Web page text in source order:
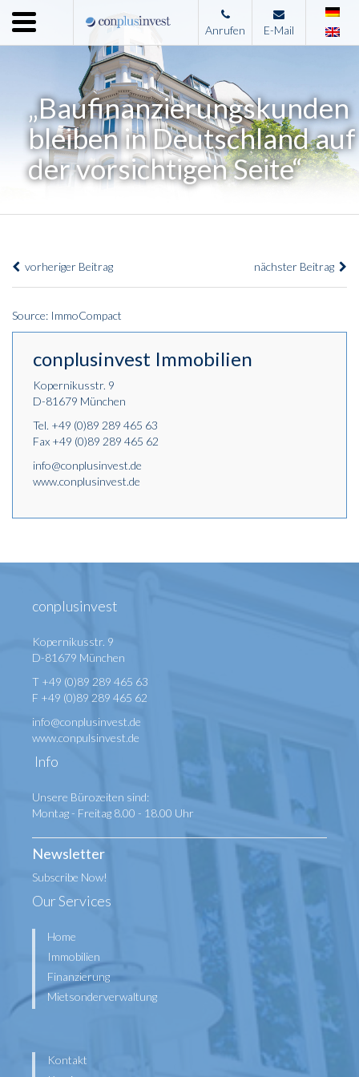
Menu
Home
Unternehmen
Leistungen
Immobilienangebote
News
Impressum
Anrufen E-Mail
„Baufinanzierungskunden
bleiben in Deutschland auf
der vorsichtigen Seite“
vorheriger Beitrag nächster Beitrag
Source: ImmoCompact
conplusinvest Immobilien
Kopernikusstr. 9
D-81679 München
Tel. +49 (0)89 289 465 63
Fax +49 (0)89 289 465 62
info@conplusinvest.de
www.conplusinvest.de
conplusinvest
Kopernikusstr. 9
D-81679 München
T +49 (0)89 289 465 63
F +49 (0)89 289 465 62
info@conplusinvest.de
www.conpulsinvest.de
Info
Unsere Bürozeiten sind:
Montag - Freitag 8.00 - 18.00 Uhr
Newsletter
Subscribe Now!
Our Services
Home
Immobilien
Finanzierung
Mietsonderverwaltung
Kontakt